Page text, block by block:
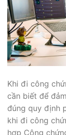
Khi đi công
cần biết để
đúng quy định
khi đi công
hợp Công